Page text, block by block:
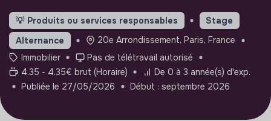
💡 Produits ou services responsables
Stage
Alternance
20e Arrondissement, Paris, France
Immobilier
Pas de télétravail autorisé
4.35 - 4.35€ brut (Horaire)
De 0 à 3 année(s) d'exp.
Publiée le 27/05/2026
Début : septembre 2026